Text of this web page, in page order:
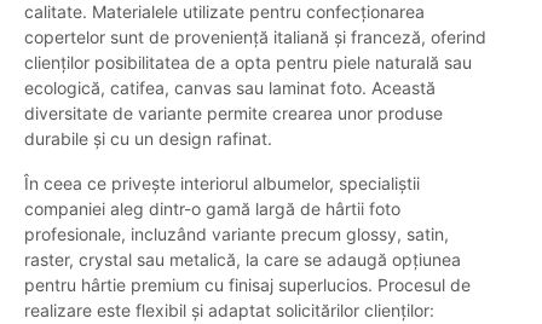
calitate. Materialele utilizate pentru confecționarea
copertelor sunt de proveniență italiană și franceză, oferind
clienților posibilitatea de a opta pentru piele naturală sau
ecologică, catifea, canvas sau laminat foto. Această
diversitate de variante permite crearea unor produse
durabile și cu un design rafinat.
În ceea ce privește interiorul albumelor, specialiștii
companiei aleg dintr-o gamă largă de hârtii foto
profesionale, incluzând variante precum glossy, satin,
raster, crystal sau metalică, la care se adaugă opțiunea
pentru hârtie premium cu finisaj superlucios. Procesul de
realizare este flexibil și adaptat solicitărilor clienților: